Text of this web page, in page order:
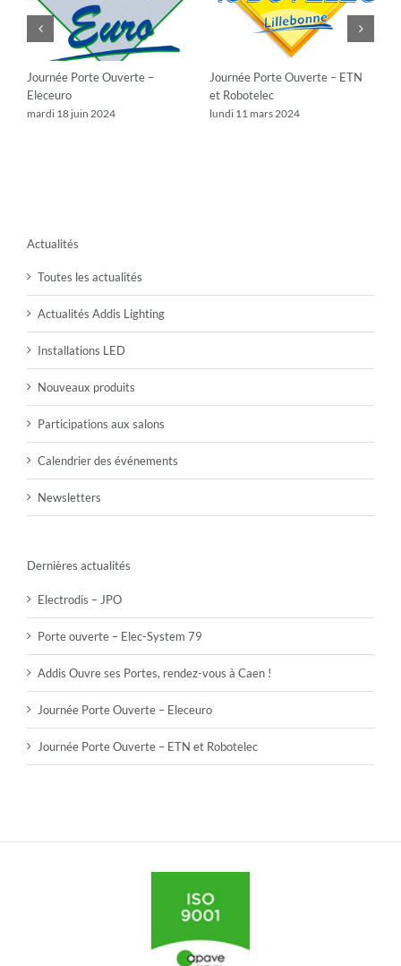
Journée Porte Ouverte –
Eleceuro
mardi 18 juin 2024
Journée Porte Ouverte – ETN
et Robotelec
lundi 11 mars 2024
Actualités
Toutes les actualités
Actualités Addis Lighting
Installations LED
Nouveaux produits
Participations aux salons
Calendrier des événements
Newsletters
Dernières actualités
Electrodis – JPO
Porte ouverte – Elec-System 79
Addis Ouvre ses Portes, rendez-vous à Caen !
Journée Porte Ouverte – Eleceuro
Journée Porte Ouverte – ETN et Robotelec